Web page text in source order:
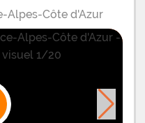
cars sont ds
pourrez disposer
des points de
camping Orly
d'un club mini et de
entre autres :
disposerez sur
snack bar et de pain
Alpes-Côte d'Azur